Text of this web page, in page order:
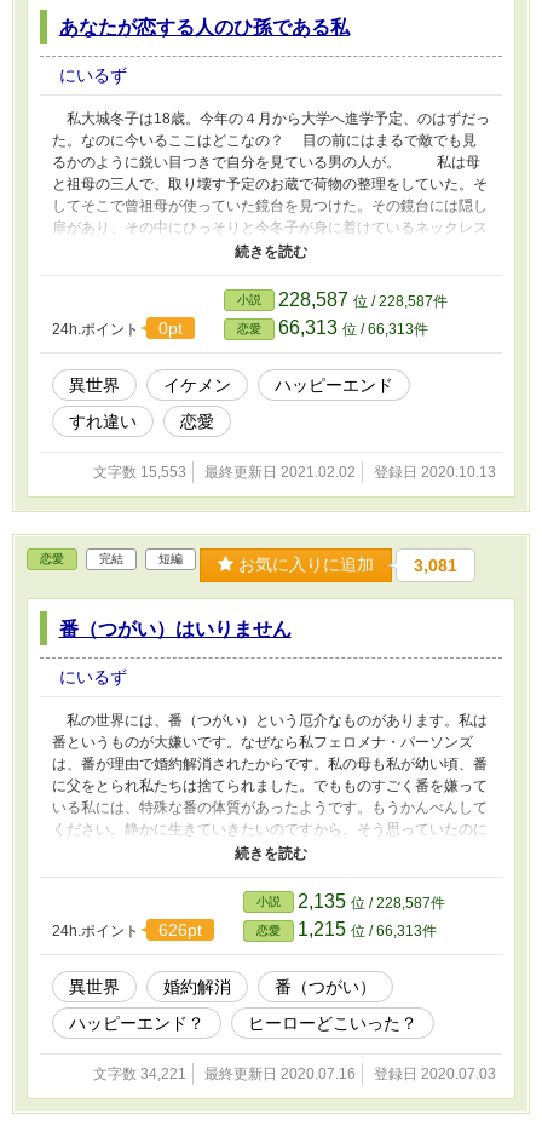
あなたが恋する人のひ孫である私
にいるず
私大城冬子は18歳。今年の４月から大学へ進学予定、のはずだっ
た。なのに今いるここはどこなの？ 目の前にはまるで敵でも見
るかのように鋭い目つきで自分を見ている男の人が。 私は母
と祖母の三人で、取り壊す予定のお蔵で荷物の整理をしていた。そ
してそこで曾祖母が使っていた鏡台を見つけた。その鏡台には隠し
扉があり、その中にひっそりと今冬子が身に着けているネックレス
が入っていた。 あまりにきれいで私は気まぐれにそのネックレ
思わずに。 女の子の曾祖母に恋をして探し続けていた公爵と何
かのはずみで突然飛ばされてしまった女の子のお話し。
24h.ポイント
0pt
小説 228,587 位 / 228,587件
恋愛 66,313 位 / 66,313件
異世界 イケメン
ハッピーエンド
すれ違い
恋愛
文字数 15,553 最終更新日 2021.02.02 登録日 2020.10.13
恋愛 完結 短編 お気に入りに追加 3,081
番（つがい）はいりません
にいるず
私の世界には、番（つがい）という厄介なものがあります。私は
番というものが大嫌いです。なぜなら私フェロメナ・パーソンズ
は、番が理由で婚約解消されたからです。私の母も私が幼い頃、番
に父をとられ私たちは捨てられました。でもものすごく番を嫌って
いる私には、特殊な番の体質があったようです。もうかんべんして
ください。静かに生きていきたいのですから。そう思っていたのに
外見はキラキラの王子様、でも中身は口を開けば毒舌を吐くどうし
本編、王太子視点、元婚約者視点と続きます。約3万字程度です。
よろしくお願いします。
24h.ポイント
626pt
小説 2,135 位 / 228,587件
恋愛 1,215 位 / 66,313件
異世界 婚約解消
番（つがい）
ハッピーエンド？
ヒーローどこいった？
文字数 34,221 最終更新日 2020.07.16 登録日 2020.07.03